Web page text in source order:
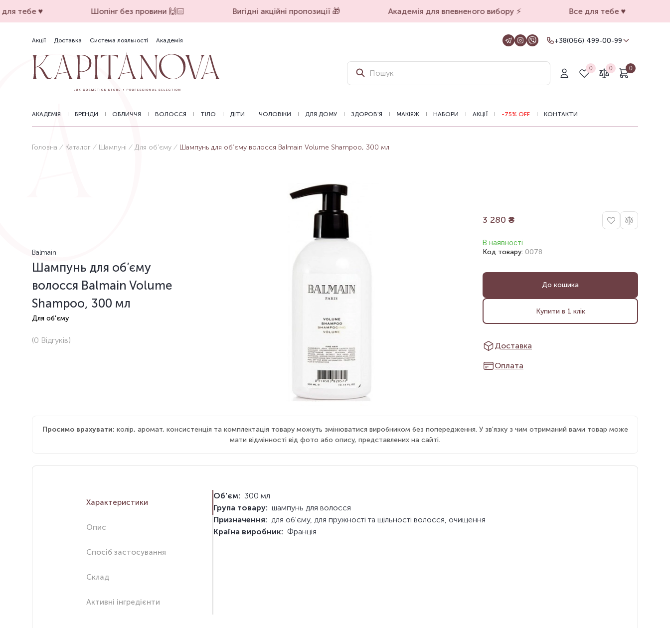
тебе ♥️ Шопінг без провини 🙌🏻 Вигідні акційні пропозиції 🎁 Академія для впевненого вибору ⚡️ Все для тебе ♥️
Акції Доставка Система лояльності Академія
+38(066) 499-00-99
Для замовлень на сайті
+38(099) 069-90-00
Магазин Харків
Оформлення замовлень на сайті
0 0 0
АКАДЕМІЯ БРЕНДИ ОБЛИЧЧЯ ВОЛОССЯ ТІЛО ДІТИ ЧОЛОВІКИ ДЛЯ ДОМУ ЗДОРОВ'Я МАКІЯЖ НАБОРИ АКЦІЇ -75% OFF КОНТАКТИ
Головна Каталог Шампуні Для об'єму Шампунь для об’єму волосся Balmain Volume Shampoo, 300 мл
Balmain
Шампунь для об’єму
волосся Balmain Volume
Shampoo, 300 мл
Для об'єму
(0 Відгуків)
3 280 ₴
В наявності
Код товару: 0078
До кошика
Купити в 1 клік
Доставка
Оплата
Просимо врахувати: колір, аромат, консистенція та комплектація товару можуть змінюватися виробником без попередження. У зв'язку з чим отриманий вами товар може
мати відмінності від фото або опису, представлених на сайті.
Характеристики
Опис
Спосіб застосування
Склад
Активні інгредієнти
Об'єм: 300 мл
Група товару: шампунь для волосся
Призначення: для об'єму, для пружності та щільності волосся, очищення
Країна виробник: Франція